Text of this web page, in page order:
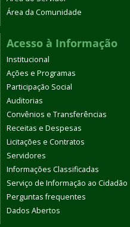
Área da Comunidade
Acesso à Informação
Institucional
Ações e Programas
Participação Social
Auditorias
Convênios e Transferências
Receitas e Despesas
Licitações e Contratos
Servidores
Informações Classificadas
Serviço de Informação ao Cidadão
Perguntas frequentes
Dados Abertos